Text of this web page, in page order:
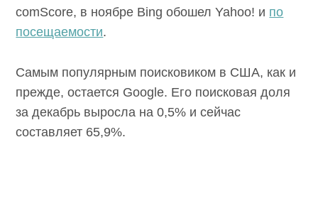
comScore, в ноябре Bing обошел Yahoo! и по
посещаемости.
Самым популярным поисковиком в США, как и
прежде, остается Google. Его поисковая доля
за декабрь выросла на 0,5% и сейчас
составляет 65,9%.